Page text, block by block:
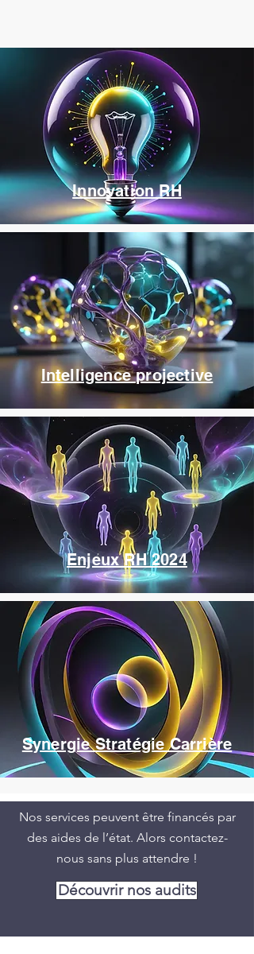
Innovation RH
Intelligence projective
Enjeux RH 2024
Synergie Stratégie Carrière
Nos services peuvent être financés par
des aides de l’état. Alors contactez-
nous sans plus attendre !
Découvrir nos audits